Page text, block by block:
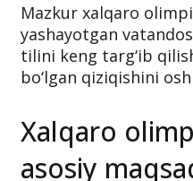
Mazkur xalqaro
yashayotgan
tilini keng targ‘ib
bo‘lgan qiziqishini
Xalqaro
asosiy